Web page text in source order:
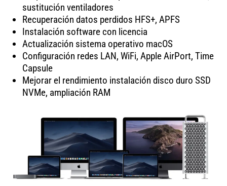
sustitución ventiladores
Recuperación datos perdidos HFS+, APFS
Instalación software con licencia
Actualización sistema operativo macOS
Configuración redes LAN, WiFi, Apple AirPort, Time
Capsule
Mejorar el rendimiento instalación disco duro SSD
NVMe, ampliación RAM